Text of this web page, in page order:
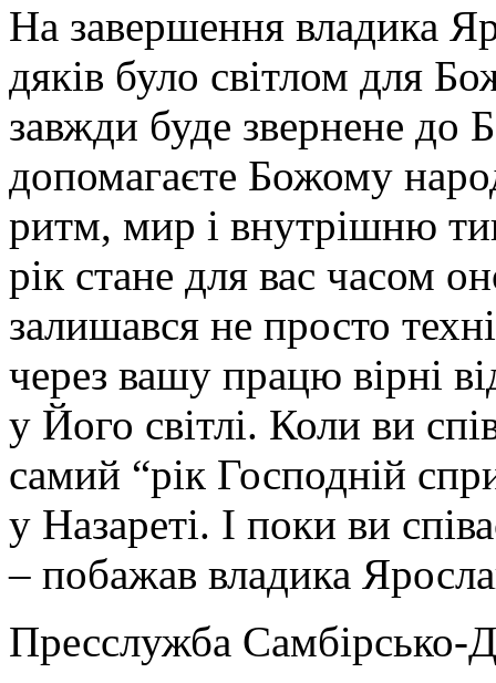
На завершення владика
дяків було світлом для
завжди буде звернене до
допомагаєте Божому
ритм, мир і внутрішню
рік стане для вас часом
залишався не просто
через вашу працю вірні
у Його світлі. Коли ви
самий “рік Господній
у Назареті. І поки ви
– побажав владика
Пресслужба Самбірсько-